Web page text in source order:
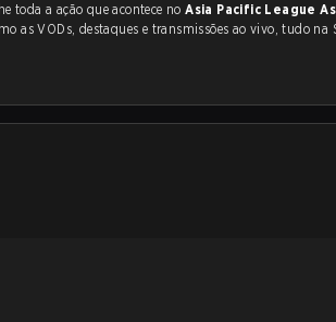
toda a ação que acontece noAsia Pacific League
como as VODs, destaques e transmissões ao vivo, tudo na